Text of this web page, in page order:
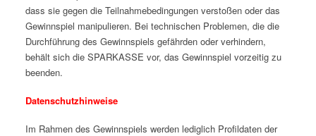
dass sie gegen die Teilnahmebedingungen verstoßen oder das
Gewinnspiel manipulieren. Bei technischen Problemen, die die
Durchführung des Gewinnspiels gefährden oder verhindern,
behält sich die SPARKASSE vor, das Gewinnspiel vorzeitig zu
beenden.
Datenschutzhinweise
Im Rahmen des Gewinnspiels werden lediglich Profildaten der